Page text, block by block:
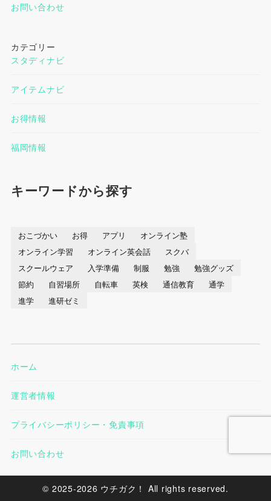
お問い合わせ
カテゴリー
スタディナビ
アイテムナビ
お得情報
福岡情報
キーワードから探す
おこづかい お得 アプリ
オンライン塾
オンライン学習
オンライン英会話
スクバ
スクールウェア
入学準備 制服 勉強
勉強グッズ
節約
自習場所 自転車 英検 通信教育
通学
進学
進研ゼミ
ホーム
運営者情報
プライバシーポリシー・免責事項
お問い合わせ
© 2025-2026 ウチガク！ All rights reserved.